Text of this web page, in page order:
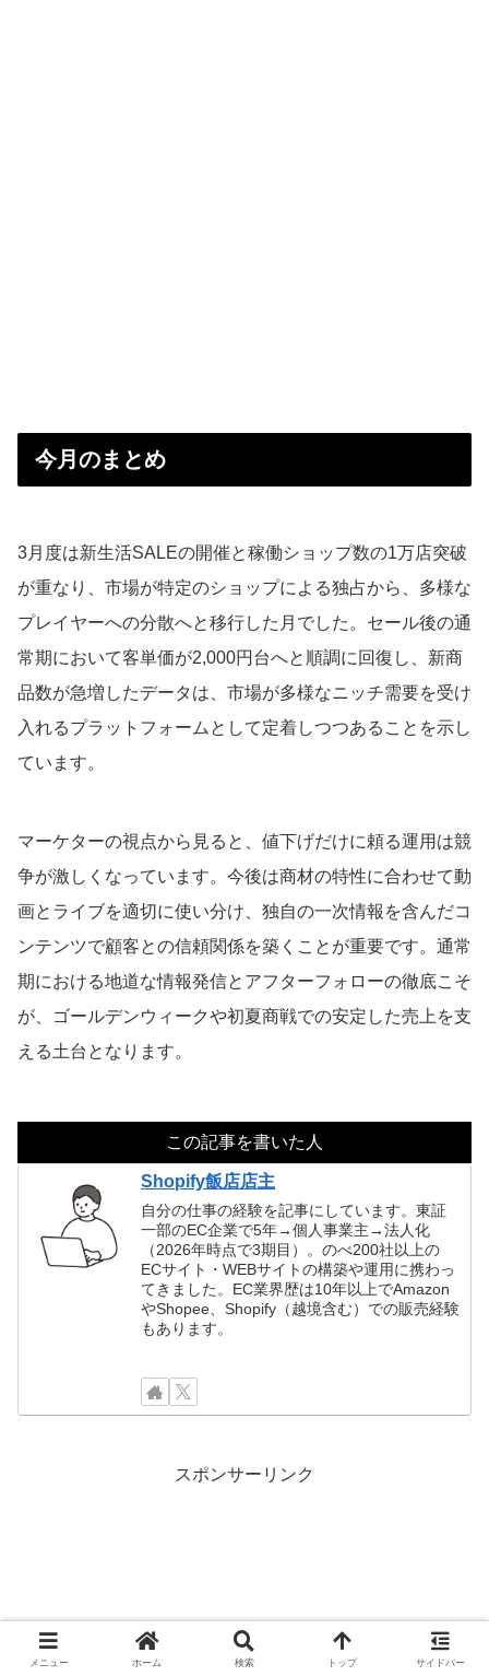
今月のまとめ
3月度は新生活SALEの開催と稼働ショップ数の1万店突破
が重なり、市場が特定のショップによる独占から、多様な
プレイヤーへの分散へと移行した月でした。セール後の通
常期において客単価が2,000円台へと順調に回復し、新商
品数が急増したデータは、市場が多様なニッチ需要を受け
入れるプラットフォームとして定着しつつあることを示し
ています。
マーケターの視点から見ると、値下げだけに頼る運用は競
争が激しくなっています。今後は商材の特性に合わせて動
画とライブを適切に使い分け、独自の一次情報を含んだコ
ンテンツで顧客との信頼関係を築くことが重要です。通常
期における地道な情報発信とアフターフォローの徹底こそ
が、ゴールデンウィークや初夏商戦での安定した売上を支
える土台となります。
この記事を書いた人
Shopify飯店店主
自分の仕事の経験を記事にしています。東証
一部のEC企業で5年→個人事業主→法人化
（2026年時点で3期目）。のべ200社以上の
ECサイト・WEBサイトの構築や運用に携わっ
てきました。EC業界歴は10年以上でAmazon
やShopee、Shopify（越境含む）での販売経験
もあります。
スポンサーリンク
メニュー ホーム 検索 トップ サイドバー